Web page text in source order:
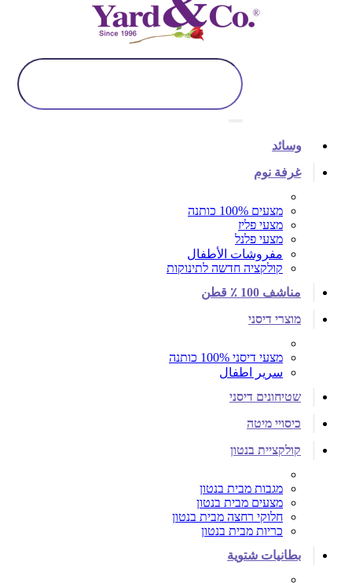
وسائد
غرفة نوم
מצעים 100% כותנה
מצעי פליז
מצעי פלנל
مفروشات الأطفال
קולקציה חדשה לתינוקות
مناشف 100 ٪ قطن
מוצרי דיסני
מצעי דיסני 100% כותנה
سرير اطفال
שטיחונים דיסני
כיסויי מיטה
קולקציית בנטון
מגבות מבית בנטון
מצעים מבית בנטון
חלוקי רחצה מבית בנטון
כריות מבית בנטון
بطانيات شتوية